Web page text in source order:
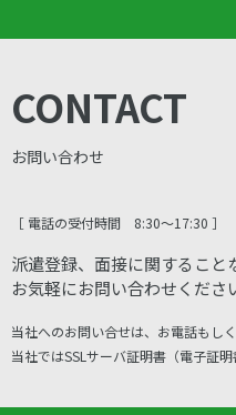
CONTACT
お問い合わせ
［ 電話の受付時間 8:30〜17:30 ］
派遣登録、面接に関すること
お気軽にお問い合わせくださ
当社へのお問い合せは、お電話もし
当社ではSSLサーバ証明書（電子証